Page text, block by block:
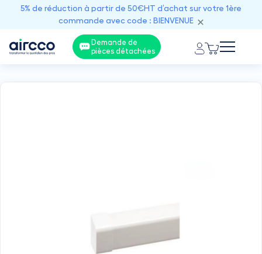
5% de réduction à partir de 50€HT d’achat sur votre 1ère
commande avec code : BIENVENUE
Demande de
pièces détachées